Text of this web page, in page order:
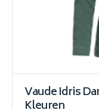
Vaude Idris